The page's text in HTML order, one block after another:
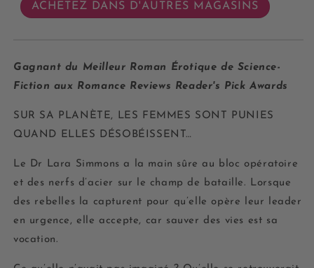
ACHETEZ DANS D'AUTRES MAGASINS
Gagnant du Meilleur Roman Érotique de Science-
Fiction aux Romance Reviews Reader's Pick Awards
SUR SA PLANÈTE, LES FEMMES SONT PUNIES
QUAND ELLES DÉSOBÉISSENT…
Le Dr Lara Simmons a la main sûre au bloc opératoire
et des nerfs d’acier sur le champ de bataille. Lorsque
des rebelles la capturent pour qu’elle opère leur leader
en urgence, elle accepte, car sauver des vies est sa
vocation.